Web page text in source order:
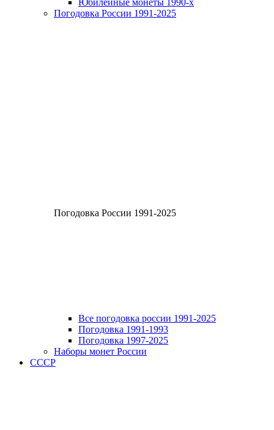
Юбилейные монеты 1990-х
Погодовка России 1991-2025
Погодовка России 1991-2025
Все погодовка россии 1991-2025
Погодовка 1991-1993
Погодовка 1997-2025
Наборы монет России
СССР